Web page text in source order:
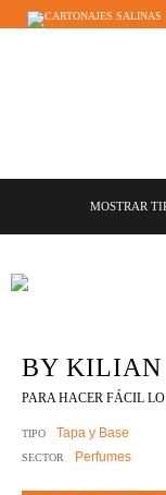
MOSTRAR
BY KILIAN
PARA HACER FÁCIL
TIPO Tapa y Base
SECTOR Perfumes